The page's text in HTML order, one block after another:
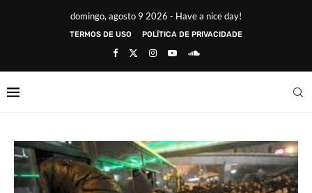
domingo, agosto 9 2026 - Have a nice day!
TERMOS DE USO POLÍTICA DE PRIVACIDADE